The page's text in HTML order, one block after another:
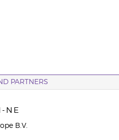
PARTNERS
NE
B.V.